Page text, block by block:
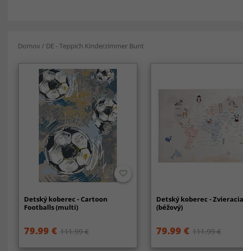
Domov / DE - Teppich Kinderzimmer Bunt
Detský koberec - Cartoon
Footballs (multi)
79.99 € 111.99 €
Detský koberec -
(béžový)
79.99 € 111.99 €